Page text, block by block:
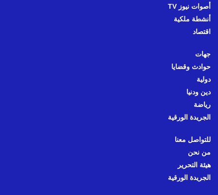
أصوات نيوز TV
أنشطة ملكية
اقتصاد
جهات
حوادث وقضايا
دولية
دين ودنيا
رياضة
الجريدة الورقية
للتواصل معنا
من نحن
هيئة التحرير
الجريدة الورقية